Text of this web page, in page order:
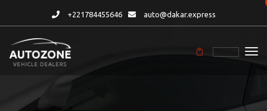
+221784455646 auto@dakar.express